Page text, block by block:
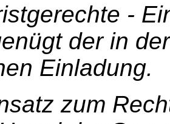
-
der in
Einladung.
zum